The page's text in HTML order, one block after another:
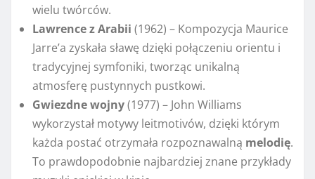
wielu twórców.
Lawrence z Arabii (1962) – Kompozycja Maurice
Jarre’a zyskała sławę dzięki połączeniu orientu i
tradycyjnej symfoniki, tworząc unikalną
atmosferę pustynnych pustkowi.
Gwiezdne wojny(1977) – John Williams
wykorzystał motywy leitmotivów, dzięki którym
każda postać otrzymała rozpoznawalną melodię.
To prawdopodobnie najbardziej znane przykłady